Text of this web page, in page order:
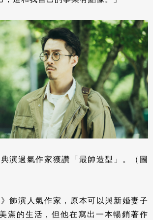
演過氣作家獲讚「最帥造型」。（圖
飾演人氣作家，原本可以與新婚妻子
滿的生活，但他在寫出一本暢銷著作